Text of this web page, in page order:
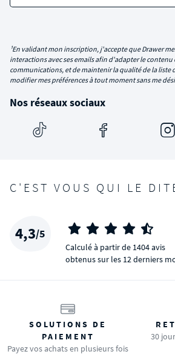
¹En validant mon inscription, j'accepte que Drawer
interactions avec ses emails afin d'adapter le contenu
communications, et de maintenir la qualité de la liste
modifier mes préférences à tout moment sans me
Nos réseaux sociaux
C'EST VOUS QUI LE
4,3/5
Calculé à partir de 1404 avis
obtenus sur les 12 derniers
SOLUTIONS DE
PAIEMENT
Payez vos achats en plusieurs fois
30